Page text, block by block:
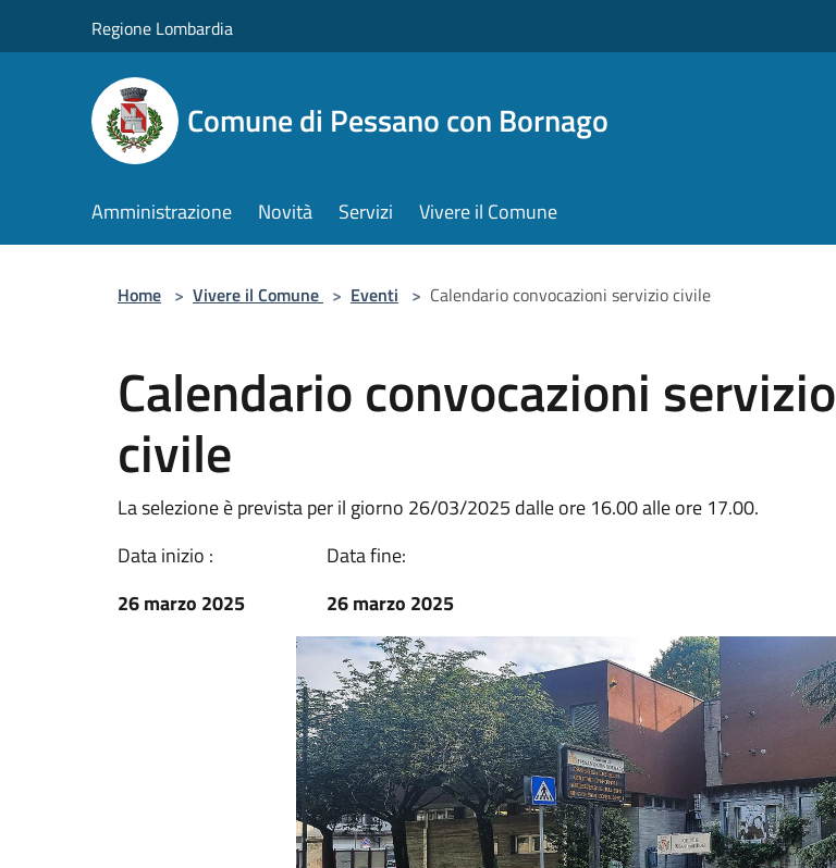
Regione Lombardia
Comune di Pessano con Bornago
Amministrazione Novità Servizi Vivere il Comune
Home > Vivere il Comune > Eventi > Calendario convocazioni servizio civile
Calendario convocazioni servizio
civile
La selezione è prevista per il giorno 26/03/2025 dalle ore 16.00 alle ore 17.00.
Data inizio :
26 marzo 2025
Data fine:
26 marzo 2025